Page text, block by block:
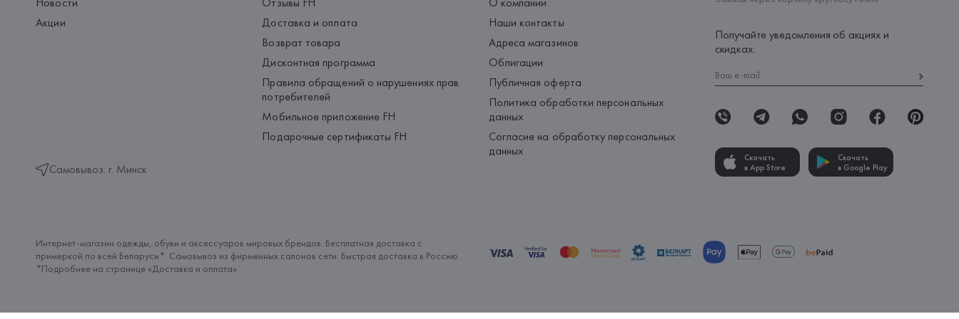
Акции
Самовывоз: г. Минск
Доставка и оплата
Возврат товара
Дисконтная программа
Правила обращений о нарушениях прав
потребителей
Мобильное приложение FH
Подарочные сертификаты FH
Наши контакты
Адреса магазинов
Облигации
Публичная оферта
Политика обработки персональных
данных
Согласие на обработку персональных
данных
Получайте уведомления об акциях и
скидках:
Скачать
в App Store
Скачать
в Google Play
Интернет-магазин одежды, обуви и аксессуаров мировых брендов. Бесплатная доставка с
примеркой по всей Беларуси*. Самовывоз из фирменных салонов сети. Быстрая доставка в Россию.
*Подробнее на странице «Доставка и оплата»